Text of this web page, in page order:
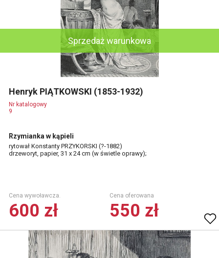
Sprzedaż warunkowa
Henryk PIĄTKOWSKI (1853-1932)
Nr katalogowy
9
Rzymianka w kąpieli
rytował Konstanty PRZYKORSKI (?-1882)
drzeworyt, papier, 31 x 24 cm (w świetle oprawy);
Cena wywoławcza.
600 zł
Cena oferowana
550 zł